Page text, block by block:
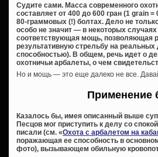
Судите сами. Масса современного
составляет от 400 до 600 гран (1 grain
80-граммовых (!) болтах. Дело не
особо не значит — в некоторых
соответствующая мощь, позволяющая
результативную стрельбу на
способностью). В общем, речь идет о
охотничьи арбалеты, о чем
Но и мощь — это еще далеко не все.
Применение
Казалось бы, имея описанный выше
Песцов мог приступить к делу со
писали (см. «Охота с арбалетом на
поражающая ее способность в
фото), вызывающем обильную